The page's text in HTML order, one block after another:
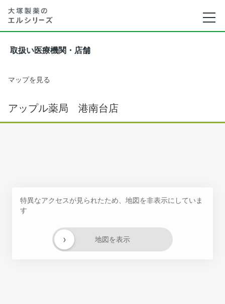
取扱い医療機関・店舗
マップを見る
アップル薬局 港南台店
特異なアクセスが見られたため、地図を非表示にしていま
す
地図を表示
›